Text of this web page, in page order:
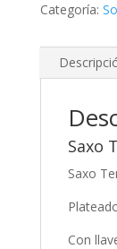
Categoría:
Saxo
Saxo
Con